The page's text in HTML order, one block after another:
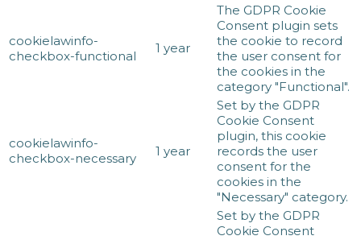
cookielawinfo-
checkbox-functional
1 year
The GDPR Cookie
Consent plugin sets
the cookie to record
the user consent for
the cookies in the
category "Functional".
cookielawinfo-
checkbox-necessary
1 year
Set by the GDPR
Cookie Consent
plugin, this cookie
records the user
consent for the
cookies in the
"Necessary" category.
Set by the GDPR
Cookie Consent